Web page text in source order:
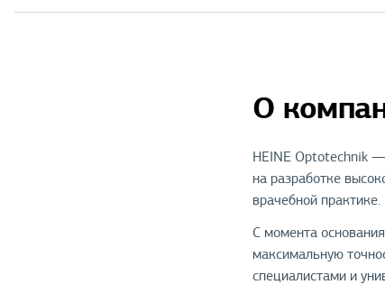
О
HEINE Optotechnik —
на разработке
врачебной практике.
С момента
максимальную
специалистами и